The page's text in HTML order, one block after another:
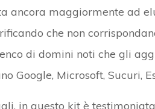
ancora maggiormente ad
che non
di domini noti che gli
Google, Microsoft, Sucuri,
in questo kit è